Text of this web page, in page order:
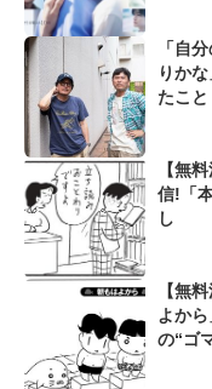
「自
りか
たこと
【無
信!「
し
【無
よか
の“ゴ